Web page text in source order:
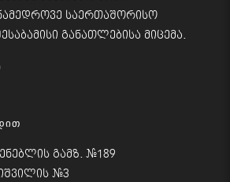
საერთაშორისო
განათლებისა მიცემა.
გამზ. #189
#3